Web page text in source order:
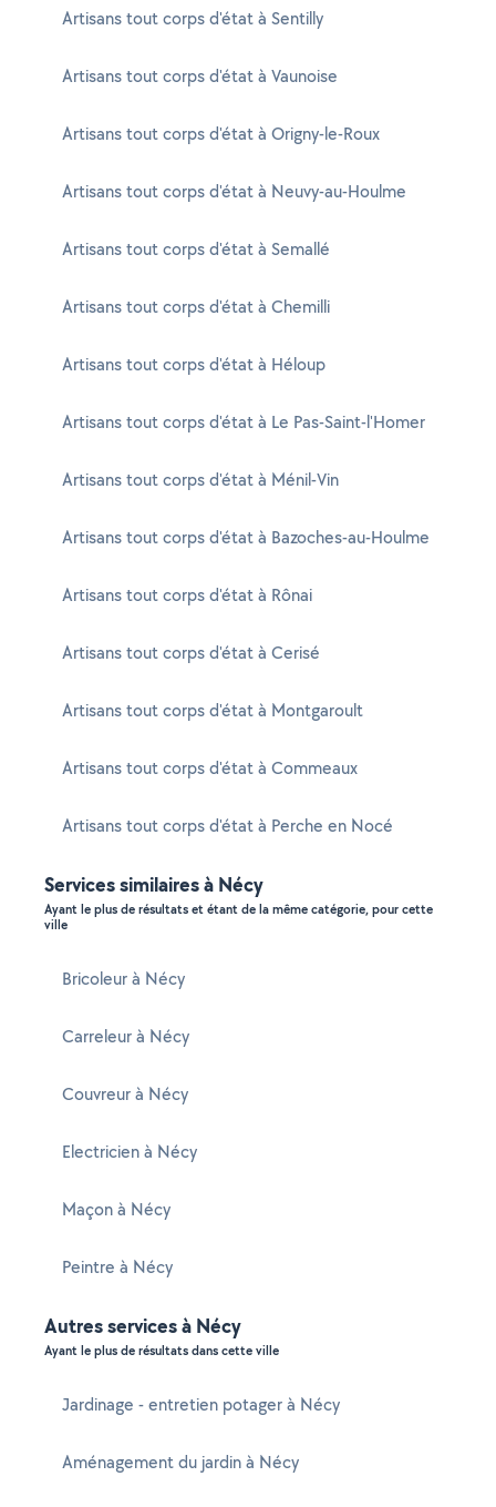
Artisans tout corps d'état à Sentilly
Artisans tout corps d'état à Vaunoise
Artisans tout corps d'état à Origny-le-Roux
Artisans tout corps d'état à Neuvy-au-Houlme
Artisans tout corps d'état à Semallé
Artisans tout corps d'état à Chemilli
Artisans tout corps d'état à Héloup
Artisans tout corps d'état à Le Pas-Saint-l'Homer
Artisans tout corps d'état à Ménil-Vin
Artisans tout corps d'état à Bazoches-au-Houlme
Artisans tout corps d'état à Rônai
Artisans tout corps d'état à Cerisé
Artisans tout corps d'état à Montgaroult
Artisans tout corps d'état à Commeaux
Artisans tout corps d'état à Perche en Nocé
Services similaires à Nécy
Ayant le plus de résultats et étant de la même catégorie, pour cette
ville
Bricoleur à Nécy
Carreleur à Nécy
Couvreur à Nécy
Electricien à Nécy
Maçon à Nécy
Peintre à Nécy
Autres services à Nécy
Ayant le plus de résultats dans cette ville
Jardinage - entretien potager à Nécy
Aménagement du jardin à Nécy